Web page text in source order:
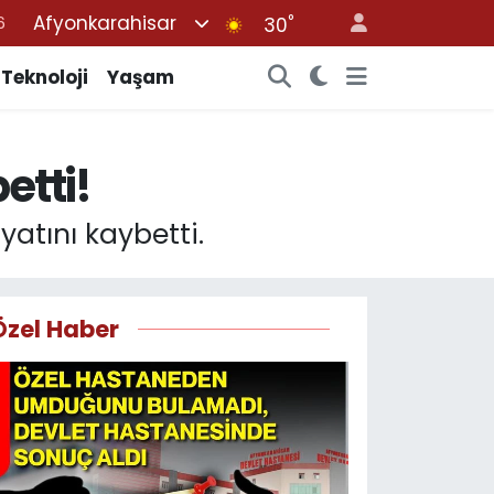
Afyonkarahisar 30°
Teknoloji Yaşam
kaybetti.
Haber